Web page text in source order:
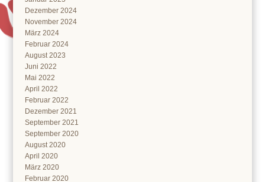
Dezember 2024
November 2024
März 2024
Februar 2024
August 2023
Juni 2022
Mai 2022
April 2022
Februar 2022
Dezember 2021
September 2021
September 2020
August 2020
April 2020
März 2020
Februar 2020